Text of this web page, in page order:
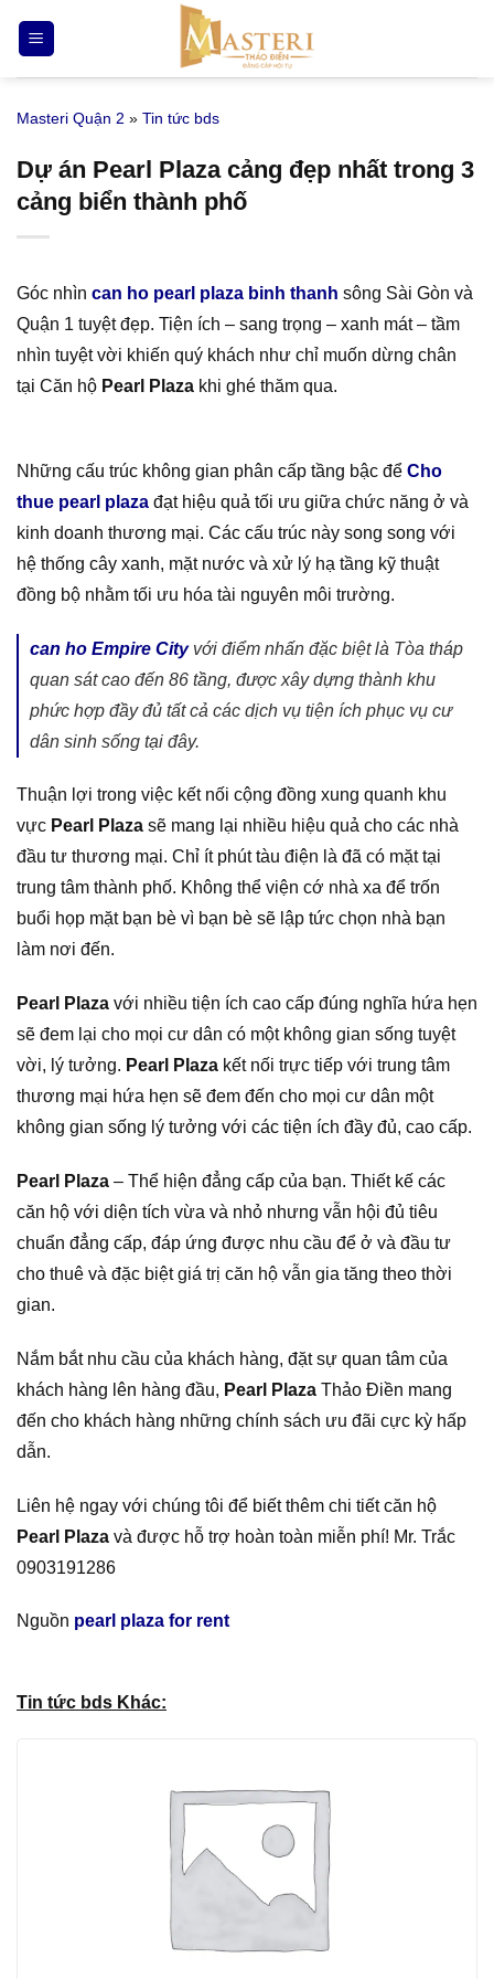
qua
nội
Masteri Quận 2 » Tin tức bds
Dự án Pearl Plaza cảng đẹp nhất trong 3
cảng biển thành phố
Góc nhìn can ho pearl plaza binh thanh sông Sài Gòn và
Quận 1 tuyệt đẹp. Tiện ích – sang trọng – xanh mát – tầm
nhìn tuyệt vời khiến quý khách như chỉ muốn dừng chân
tại Căn hộ Pearl Plaza khi ghé thăm qua.
Những cấu trúc không gian phân cấp tầng bậc để Cho
thue pearl plaza đạt hiệu quả tối ưu giữa chức năng ở và
kinh doanh thương mại. Các cấu trúc này song song với
hệ thống cây xanh, mặt nước và xử lý hạ tầng kỹ thuật
đồng bộ nhằm tối ưu hóa tài nguyên môi trường.
can ho Empire City với điểm nhấn đặc biệt là Tòa tháp
quan sát cao đến 86 tầng, được xây dựng thành khu
phức hợp đầy đủ tất cả các dịch vụ tiện ích phục vụ cư
dân sinh sống tại đây.
Thuận lợi trong việc kết nối cộng đồng xung quanh khu
vực Pearl Plaza sẽ mang lại nhiều hiệu quả cho các nhà
đầu tư thương mại. Chỉ ít phút tàu điện là đã có mặt tại
trung tâm thành phố. Không thể viện cớ nhà xa để trốn
buổi họp mặt bạn bè vì bạn bè sẽ lập tức chọn nhà bạn
làm nơi đến.
Pearl Plaza với nhiều tiện ích cao cấp đúng nghĩa hứa hẹn
sẽ đem lại cho mọi cư dân có một không gian sống tuyệt
vời, lý tưởng. Pearl Plaza kết nối trực tiếp với trung tâm
thương mại hứa hẹn sẽ đem đến cho mọi cư dân một
không gian sống lý tưởng với các tiện ích đầy đủ, cao cấp.
Pearl Plaza – Thể hiện đẳng cấp của bạn. Thiết kế các
căn hộ với diện tích vừa và nhỏ nhưng vẫn hội đủ tiêu
chuẩn đẳng cấp, đáp ứng được nhu cầu để ở và đầu tư
cho thuê và đặc biệt giá trị căn hộ vẫn gia tăng theo thời
gian.
Nắm bắt nhu cầu của khách hàng, đặt sự quan tâm của
khách hàng lên hàng đầu, Pearl Plaza Thảo Điền mang
đến cho khách hàng những chính sách ưu đãi cực kỳ hấp
dẫn.
Liên hệ ngay với chúng tôi để biết thêm chi tiết căn hộ
Pearl Plaza và được hỗ trợ hoàn toàn miễn phí! Mr. Trắc
0903191286
Nguồn pearl plaza for rent
Tin tức bds Khác: